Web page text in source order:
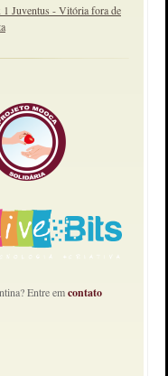
Juventus - Vitória fora de
Entre emcontato